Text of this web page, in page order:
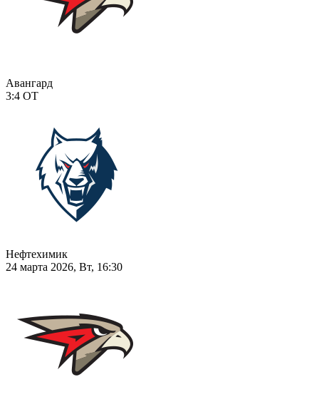
Авангард
3:4 ОТ
Нефтехимик
24 марта 2026, Вт, 16:30